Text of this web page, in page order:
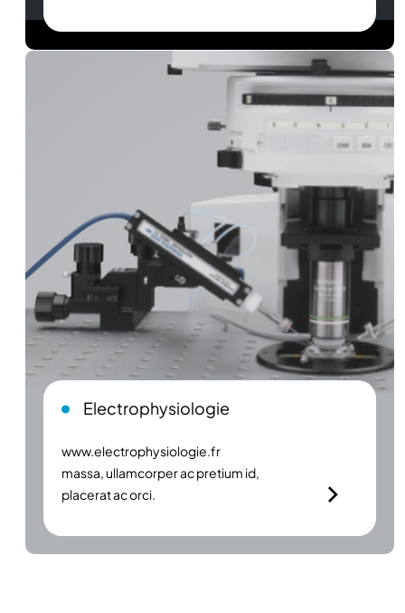
Electrophysiologie
www.electrophysiologie.fr
massa, ullamcorper ac pretium id,
placerat ac orci.